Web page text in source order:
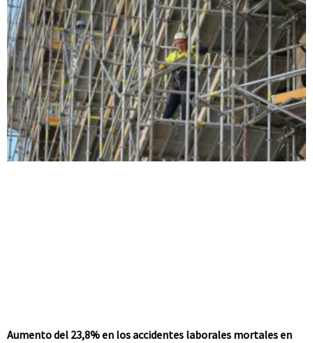
Aumento del 23,8% en los accidentes laborales mortales en